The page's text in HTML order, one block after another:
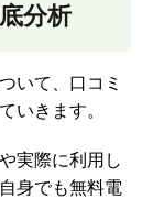
分析
いて、口コミ
いきます。
実際に利用し
身でも無料電